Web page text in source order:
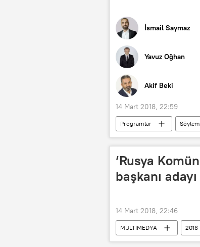
İsmail Saymaz
Yavuz Oğhan
Akif Beki
14 Mart 2018, 22:59
Programlar
‘Rusya
başkanı
14 Mart 2018, 22:46
MULTİMEDYA 2018
Maksim Suraykin